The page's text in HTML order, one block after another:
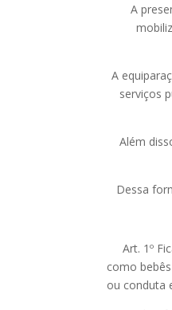
A
A
serviços
Além
Dessa
Art. 1º
como
ou conduta